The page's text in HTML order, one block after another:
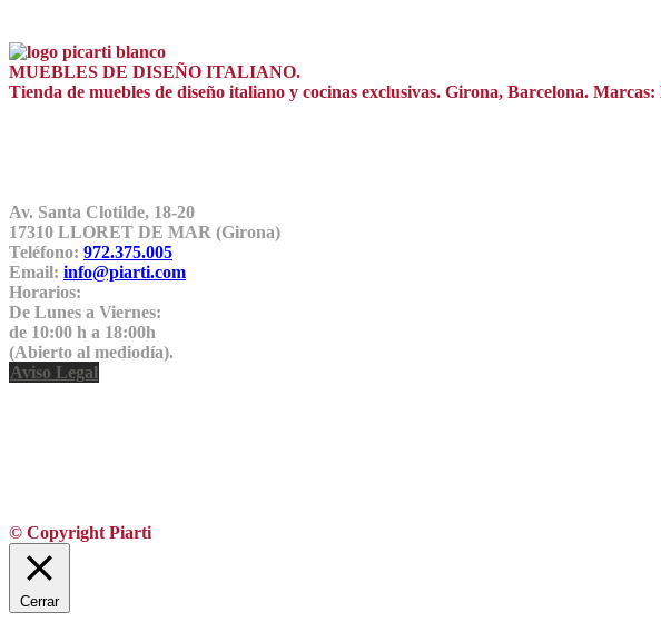
MUEBLES DE DISEÑO ITALIANO.
Tienda de muebles de diseño italiano y cocinas exclusivas. Girona, Barcelona.
Av. Santa Clotilde, 18-20
17310 LLORET DE MAR (Girona)
Teléfono: 972.375.005
Email: info@piarti.com
Horarios:
De Lunes a Viernes:
de 10:00 h a 18:00h
(Abierto al mediodía).
Aviso Legal
© Copyright Piarti
Cerrar